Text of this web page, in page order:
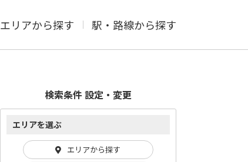
エリアから探す 駅・路線から探す
検索条件 設定・変更
エリアを選ぶ
エリアから探す